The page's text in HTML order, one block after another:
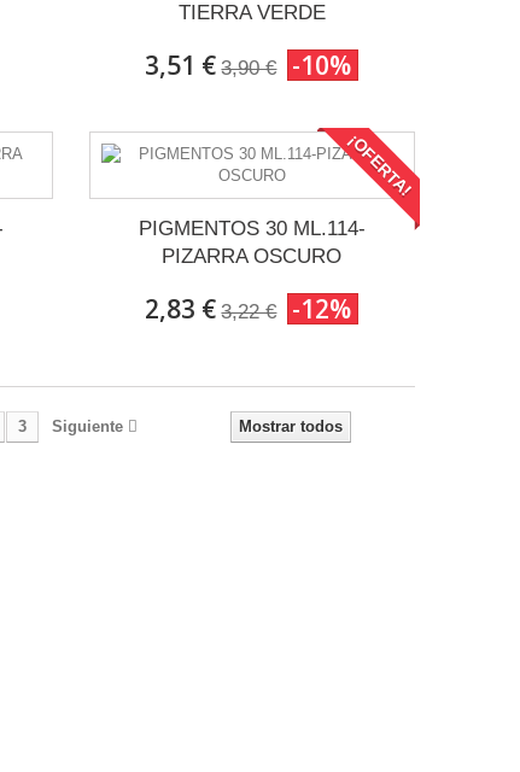
TIERRA VERDE
3,51 € 3,90 € -10%
¡OFERTA!
PIGMENTOS 30 ML.114-
PIZARRA OSCURO
2,83 € 3,22 € -12%
Mostrar todos
3 Siguiente